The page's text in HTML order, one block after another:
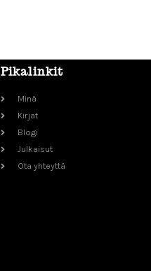
Pikalinkit
Minä
Kirjat
Blogi
Julkaisut
Ota yhteyttä